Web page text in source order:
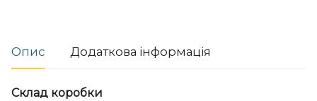
Опис Додаткова інформація
Склад коробки